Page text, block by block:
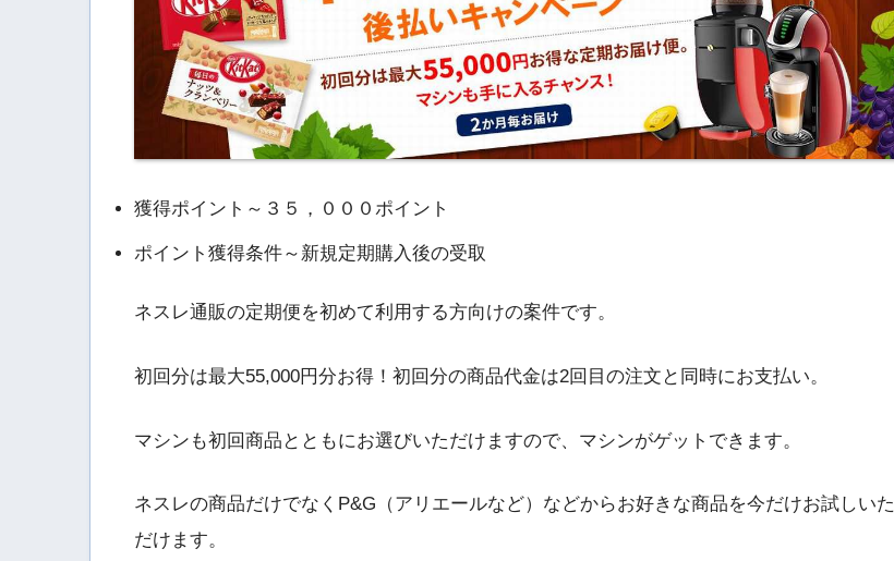
獲得ポイント～３５，０００ポイント
ポイント獲得条件～新規定期購入後の受取
ネスレ通販の定期便を初めて利用する方向けの案件です。
初回分は最大55,000円分お得！初回分の商品代金は2回目の注文と同時にお支払い。
マシンも初回商品とともにお選びいただけますので、マシンがゲットできます。
ネスレの商品だけでなくP&G（アリエールなど）などからお好きな商品を今だけお試しいた
だけます。